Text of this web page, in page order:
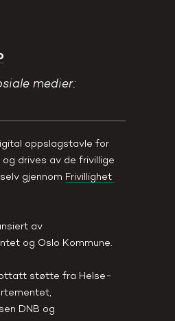
medier:
oppslagstavle for
drives av de frivillige
gjennom Frivillighet
av
og Oslo Kommune.
støtte fra Helse-
DNB og